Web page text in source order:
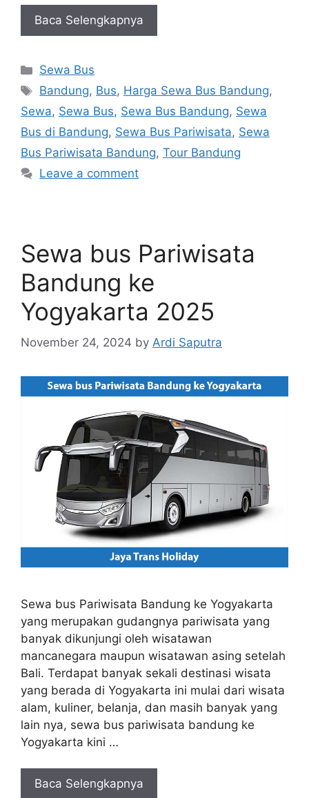
Baca Selengkapnya
Categories
Sewa Bus
Tags
Bandung, Bus, Harga Sewa Bus Bandung,
Sewa, Sewa Bus, Sewa Bus Bandung, Sewa
Bus di Bandung, Sewa Bus Pariwisata, Sewa
Bus Pariwisata Bandung, Tour Bandung
Leave a comment
Sewa bus Pariwisata
Bandung ke
Yogyakarta 2025
November 24, 2024 by Ardi Saputra
Sewa bus Pariwisata Bandung ke Yogyakarta
yang merupakan gudangnya pariwisata yang
banyak dikunjungi oleh wisatawan
mancanegara maupun wisatawan asing setelah
Bali. Terdapat banyak sekali destinasi wisata
yang berada di Yogyakarta ini mulai dari wisata
alam, kuliner, belanja, dan masih banyak yang
lain nya, sewa bus pariwisata bandung ke
Yogyakarta kini …
Baca Selengkapnya